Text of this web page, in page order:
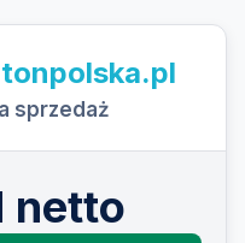
sprzedaż
netto